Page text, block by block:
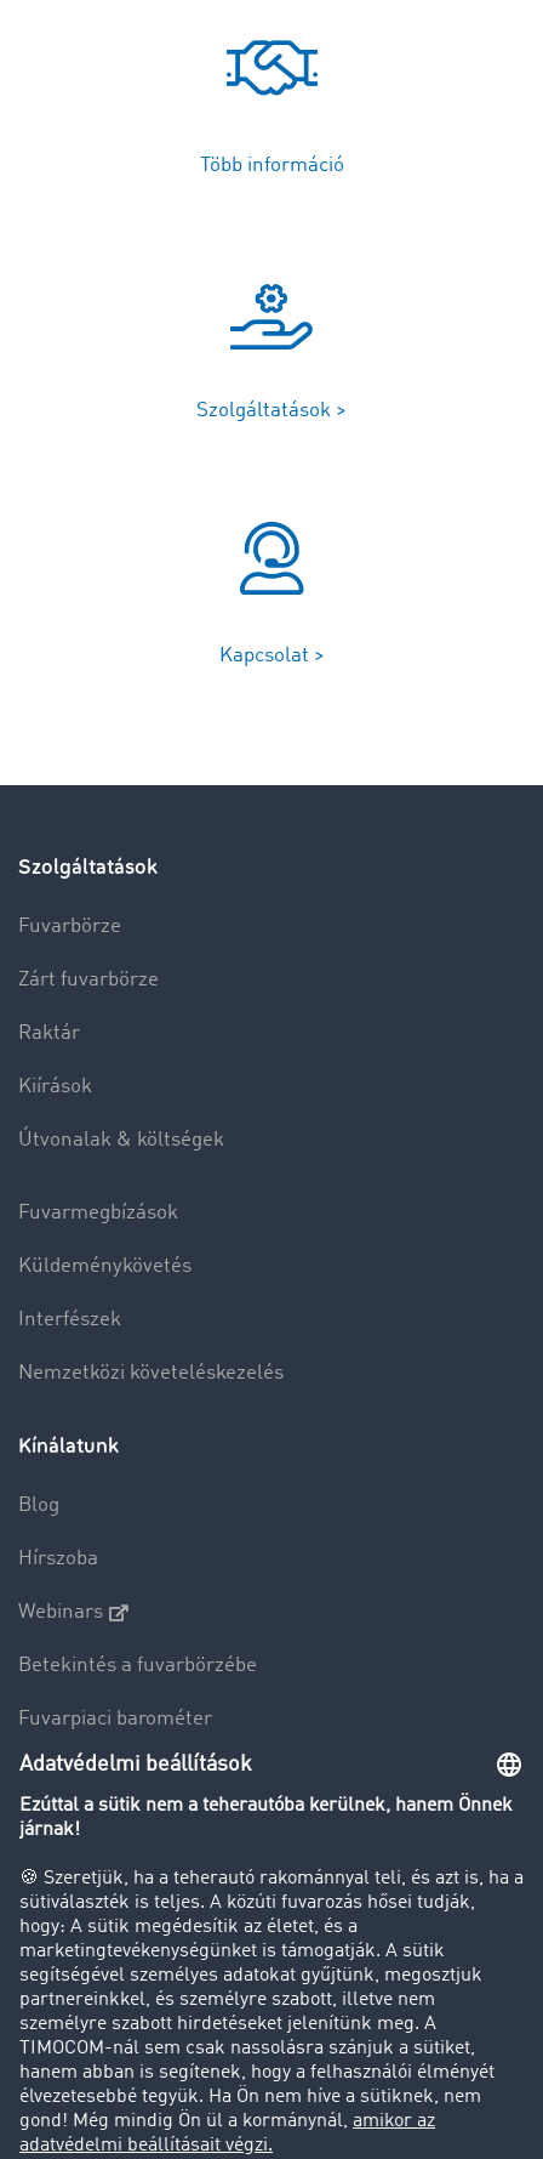
Több információ
Szolgáltatások >
Kapcsolat >
Szolgáltatások
Fuvarbörze
Zárt fuvarbörze
Raktár
Kiírások
Útvonalak & költségek
Fuvarmegbízások
Küldeménykövetés
Interfészek
Nemzetközi követeléskezelés
Kínálatunk
Blog
Hírszoba
Webinars
Betekintés a fuvarbörzébe
Fuvarpiaci barométer
Transzportlexikon
Tehergépkocsi-forgalomkorlátozás
Cég
Sikertörténetek
Ügyfél hoz ügyfelet
Jogi információk
Impresszum